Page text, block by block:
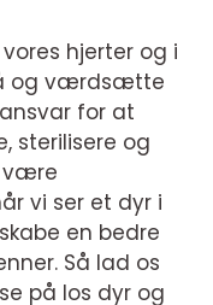
hjerter og i
og værdsætte
for at
sterilisere og
være
vi ser et dyr i
en bedre
Så lad os
på los dyr og